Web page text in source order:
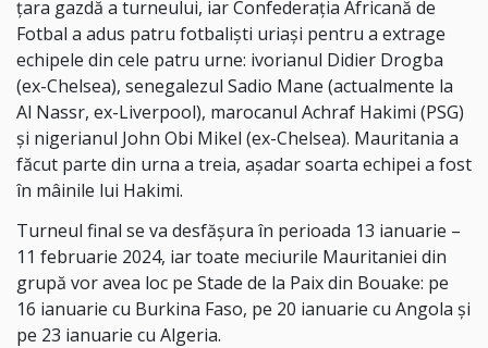
țara gazdă a turneului, iar Confederația Africană de
Fotbal a adus patru fotbaliști uriași pentru a extrage
echipele din cele patru urne: ivorianul Didier Drogba
(ex-Chelsea), senegalezul Sadio Mane (actualmente la
Al Nassr, ex-Liverpool), marocanul Achraf Hakimi (PSG)
și nigerianul John Obi Mikel (ex-Chelsea). Mauritania a
făcut parte din urna a treia, așadar soarta echipei a fost
în mâinile lui Hakimi.
Turneul final se va desfășura în perioada 13 ianuarie –
11 februarie 2024, iar toate meciurile Mauritaniei din
grupă vor avea loc pe Stade de la Paix din Bouake: pe
16 ianuarie cu Burkina Faso, pe 20 ianuarie cu Angola și
pe 23 ianuarie cu Algeria.